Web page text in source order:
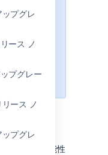
プグレ
ース ノ
プグレー
ース ノ
プグレ
に加え、ス
すべての
報
を及ぼす可能性